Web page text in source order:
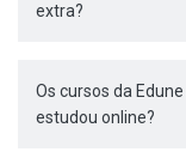
extra?
Os cursos da
estudou online?